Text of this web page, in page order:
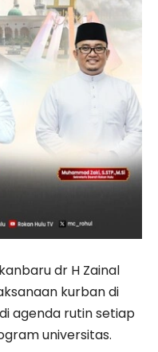
dr H Zainal
kurban di
agenda rutin setiap
universitas.